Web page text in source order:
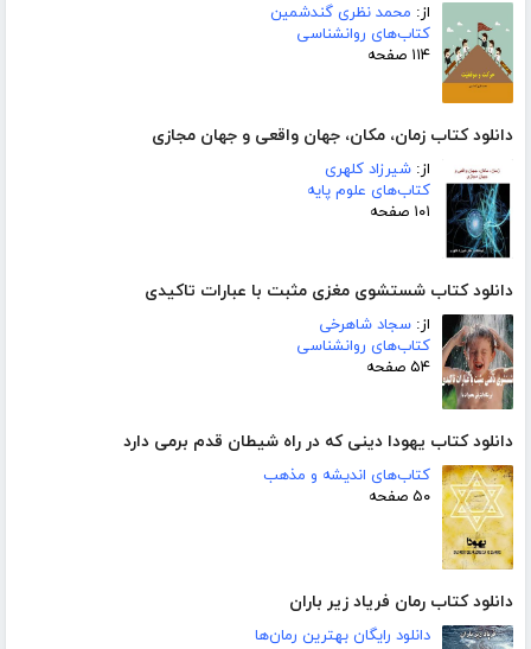
از: محمد نظری گندشمین
کتاب‌های روانشناسی
۱۱۴ صفحه
دانلود کتاب زمان، مکان، جهان واقعی و جهان مجازی
از: شیرزاد کلهری
کتاب‌های علوم پایه
۱۰۱ صفحه
دانلود کتاب شستشوی مغزی مثبت با عبارات تاکیدی
از: سجاد شاهرخی
کتاب‌های روانشناسی
۵۴ صفحه
دانلود کتاب یهودا دینی که در راه شیطان قدم برمی دارد
کتاب‌های اندیشه و مذهب
۵۰ صفحه
دانلود کتاب رمان فریاد زیر باران
دانلود رایگان بهترین رمان‌ها